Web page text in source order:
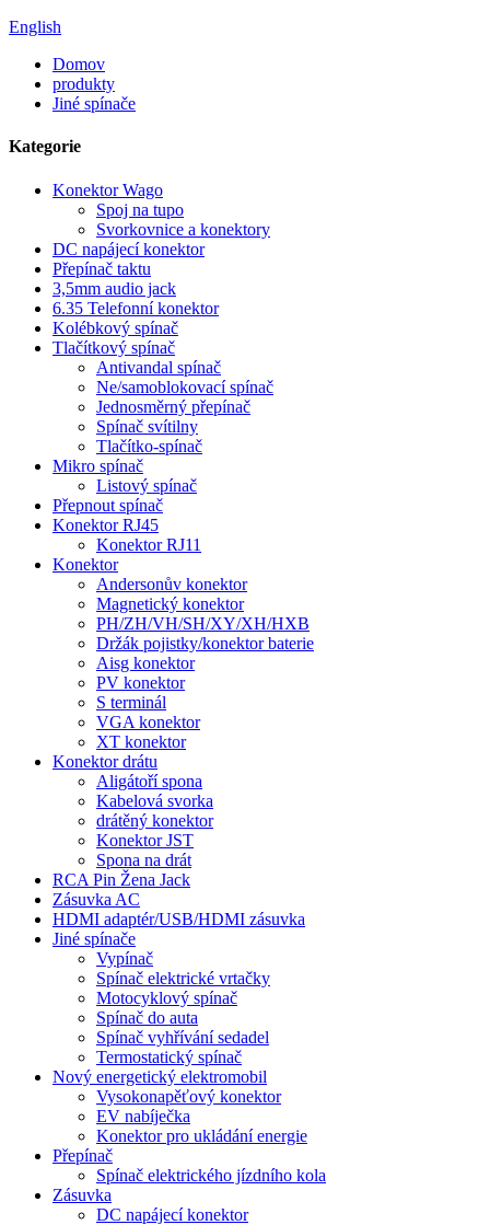
English
Domov
produkty
Jiné spínače
Kategorie
Konektor Wago
Spoj na tupo
Svorkovnice a konektory
DC napájecí konektor
Přepínač taktu
3,5mm audio jack
6.35 Telefonní konektor
Kolébkový spínač
Tlačítkový spínač
Antivandal spínač
Ne/samoblokovací spínač
Jednosměrný přepínač
Spínač svítilny
Tlačítko-spínač
Mikro spínač
Listový spínač
Přepnout spínač
Konektor RJ45
Konektor RJ11
Konektor
Andersonův konektor
Magnetický konektor
PH/ZH/VH/SH/XY/XH/HXB
Držák pojistky/konektor baterie
Aisg konektor
PV konektor
S terminál
VGA konektor
XT konektor
Konektor drátu
Aligátoří spona
Kabelová svorka
drátěný konektor
Konektor JST
Spona na drát
RCA Pin Žena Jack
Zásuvka AC
HDMI adaptér/USB/HDMI zásuvka
Jiné spínače
Vypínač
Spínač elektrické vrtačky
Motocyklový spínač
Spínač do auta
Spínač vyhřívání sedadel
Termostatický spínač
Nový energetický elektromobil
Vysokonapěťový konektor
EV nabíječka
Konektor pro ukládání energie
Přepínač
Spínač elektrického jízdního kola
Zásuvka
DC napájecí konektor